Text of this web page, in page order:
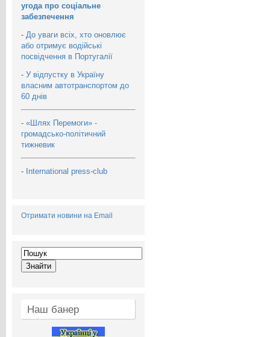
угода про соціальне
забезпечення
- До уваги всіх, хто оновлює
або отримує водійські
посвідчення в Португалії
- У відпустку в Україну
власним автотранспортом до
60 днів
- «Шлях Перемоги» -
громадсько-політичний
тижневик
- International press-club
Отримати новини на Email
Наш банер